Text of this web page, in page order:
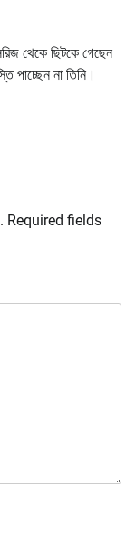
থেকে ছিটকে গেছেন
পাচ্ছেন না তিনি।
Required fields